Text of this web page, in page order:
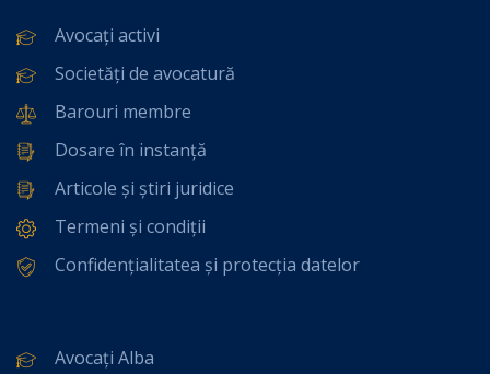
Avocați activi
Societăți de avocatură
Barouri membre
Dosare în instanță
Articole și știri juridice
Termeni și condiții
Confidențialitatea și protecția datelor
Avocați Alba